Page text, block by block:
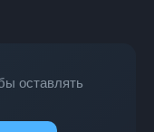
оставлять